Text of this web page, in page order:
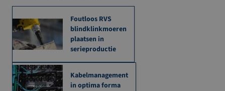
Foutloos RVS
blindklinkmoeren
plaatsen in
serieproductie
Kabelmanagement
in optima forma